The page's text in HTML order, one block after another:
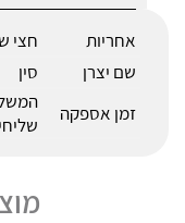
אחריות
חצי
שם יצרן
סין
זמן אספקה